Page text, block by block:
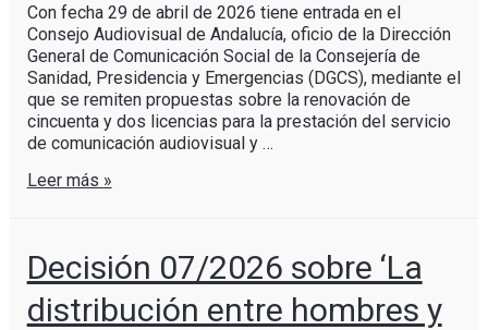
Con fecha 29 de abril de 2026 tiene entrada en el
Consejo Audiovisual de Andalucía, oficio de la Dirección
General de Comunicación Social de la Consejería de
Sanidad, Presidencia y Emergencias (DGCS), mediante el
que se remiten propuestas sobre la renovación de
cincuenta y dos licencias para la prestación del servicio
de comunicación audiovisual y …
Leer más »
Decisión 07/2026 sobre ‘La
distribución entre hombres y